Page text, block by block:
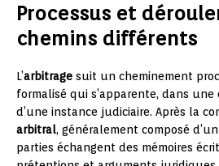
Processus et
chemins différents
L’arbitrage suit un cheminement
formalisé qui s’apparente, dans
d’une instance judiciaire. Après la
arbitral, généralement composé
parties échangent des mémoires